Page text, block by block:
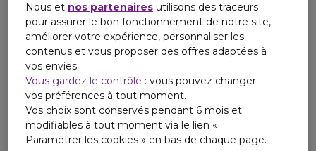
Nous et nos partenaires utilisons des traceurs
pour assurer le bon fonctionnement de notre site,
améliorer votre expérience, personnaliser les
contenus et vous proposer des offres adaptées à
vos envies.
Vous gardez le contrôle : vous pouvez changer
vos préférences à tout moment.
Vos choix sont conservés pendant 6 mois et
modifiables à tout moment via le lien «
Paramétrer les cookies » en bas de chaque page.